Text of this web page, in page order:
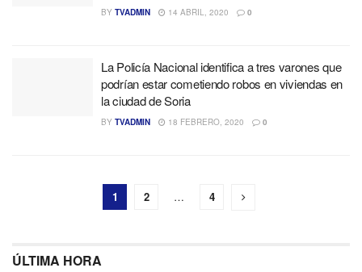
BY TVADMIN 14 ABRIL, 2020 0
La Policía Nacional identifica a tres varones que
podrían estar cometiendo robos en viviendas en
la ciudad de Soria
BY TVADMIN 18 FEBRERO, 2020 0
1 2 … 4
ÚLTIMA HORA